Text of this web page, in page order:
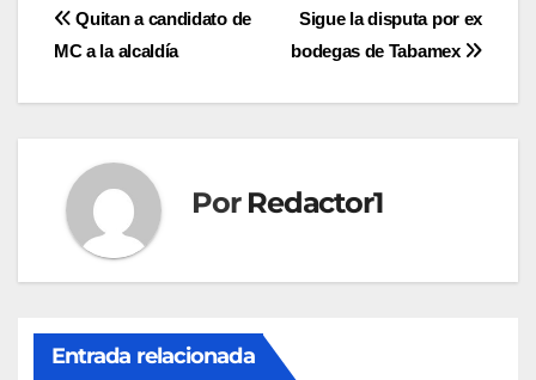
Navegación
Sigue la disputa por ex
bodegas de Tabamex
Quitan a candidato de
MC a la alcaldía
Por Redactor1
Entrada relacionada